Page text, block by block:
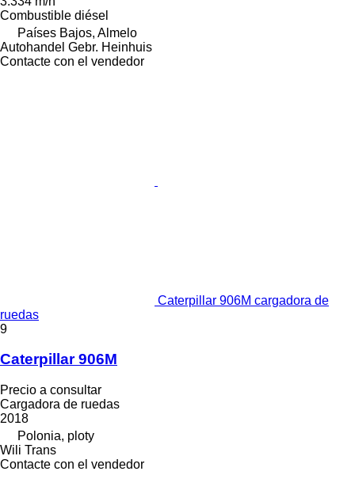
Combustible diésel
Países Bajos, Almelo
Autohandel Gebr. Heinhuis
Contacte con el vendedor
Caterpillar 906M cargadora de
ruedas
9
Caterpillar 906M
Precio a consultar
Cargadora de ruedas
2018
Polonia, ploty
Wili Trans
Contacte con el vendedor